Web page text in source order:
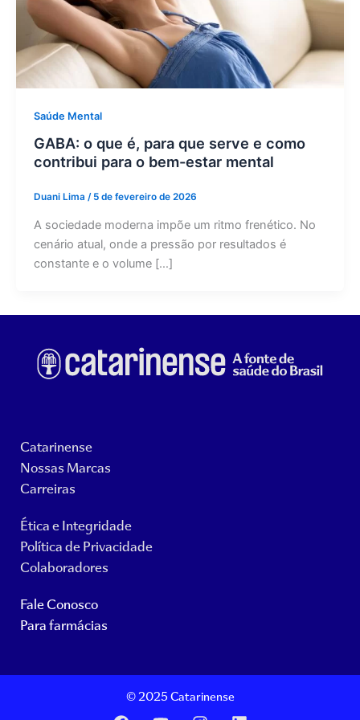
Saúde Mental
GABA: o que é, para que serve e como
contribui para o bem-estar mental
Duani Lima / 5 de fevereiro de 2026
A sociedade moderna impõe um ritmo frenético. No
cenário atual, onde a pressão por resultados é
constante e o volume […]
Catarinense
Nossas Marcas
Carreiras
Ética e Integridade
Política de Privacidade
Colaboradores
Fale Conosco
Para farmácias
© 2025 Catarinense
F Y I L